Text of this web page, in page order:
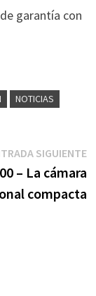
garantía con
NOTICIAS
SIGUIENTE
– La cámara
compacta